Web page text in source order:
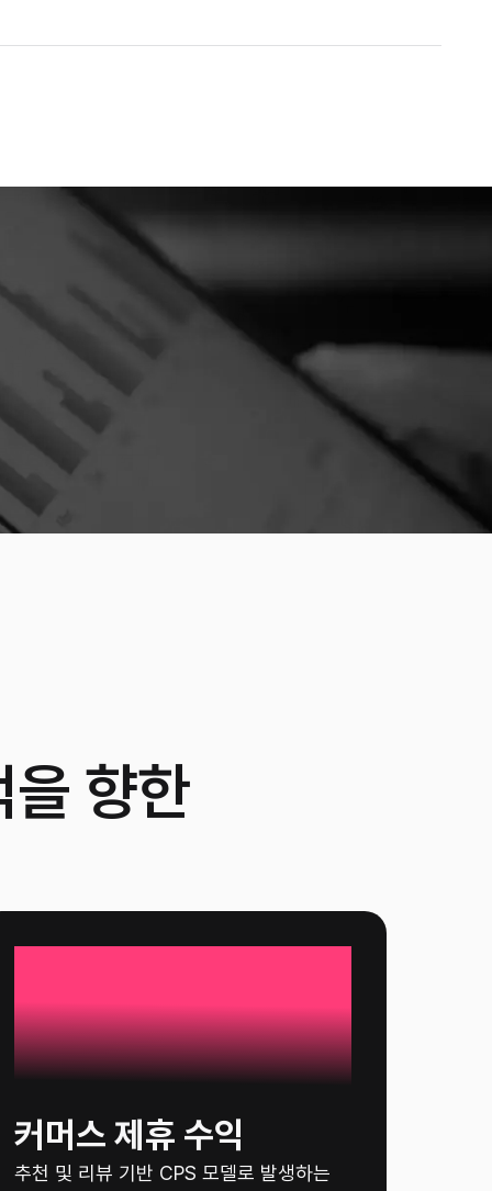
향한
5%
커머스 제휴 수익
추천 및 리뷰 기반 CPS 모델로 발생하는